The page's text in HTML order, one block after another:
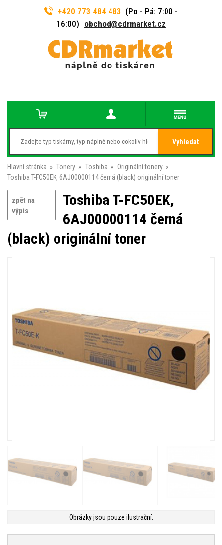
+420 773 484 483 (Po - Pá: 7:00 -
16:00) obchod@cdrmarket.cz
Vyhledat
Hlavní stránka » Tonery » Toshiba » Originální tonery »
Toshiba T-FC50EK, 6AJ00000114 černá (black) originální toner
zpět na
výpis
Toshiba T-FC50EK,
6AJ00000114 černá
(black) originální toner
Obrázky jsou pouze ilustrační.